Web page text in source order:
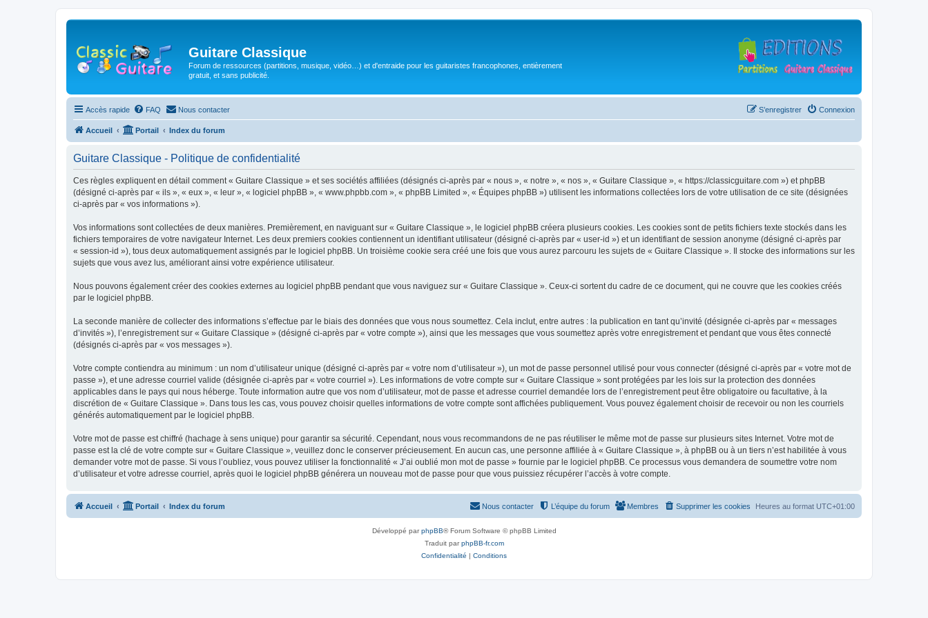
Guitare Classique
Forum de ressources (partitions, musique, vidéo…) et d'entraide pour les guitaristes francophones, entièrement
gratuit, et sans publicité.
Accès rapide FAQ Nous contacter Connexion
S’enregistrer
Accueil Portail Index du forum
Guitare Classique - Politique de confidentialité
Ces règles expliquent en détail comment « Guitare Classique » et ses sociétés affiliées (désignés ci-après par « nous », « notre », « nos », « Guitare Classique », « https://classicguitare.com ») et phpBB
(désigné ci-après par « ils », « eux », « leur », « logiciel phpBB », « www.phpbb.com », « phpBB Limited », « Équipes phpBB ») utilisent les informations collectées lors de votre utilisation de ce site (désignées
ci-après par « vos informations »).
Vos informations sont collectées de deux manières. Premièrement, en naviguant sur « Guitare Classique », le logiciel phpBB créera plusieurs cookies. Les cookies sont de petits fichiers texte stockés dans les
fichiers temporaires de votre navigateur Internet. Les deux premiers cookies contiennent un identifiant utilisateur (désigné ci-après par « user-id ») et un identifiant de session anonyme (désigné ci-après par
« session-id »), tous deux automatiquement assignés par le logiciel phpBB. Un troisième cookie sera créé une fois que vous aurez parcouru les sujets de « Guitare Classique ». Il stocke des informations sur les
sujets que vous avez lus, améliorant ainsi votre expérience utilisateur.
Nous pouvons également créer des cookies externes au logiciel phpBB pendant que vous naviguez sur « Guitare Classique ». Ceux-ci sortent du cadre de ce document, qui ne couvre que les cookies créés
par le logiciel phpBB.
La seconde manière de collecter des informations s’effectue par le biais des données que vous nous soumettez. Cela inclut, entre autres : la publication en tant qu’invité (désignée ci-après par « messages
d’invités »), l’enregistrement sur « Guitare Classique » (désigné ci-après par « votre compte »), ainsi que les messages que vous soumettez après votre enregistrement et pendant que vous êtes connecté
(désignés ci-après par « vos messages »).
Votre compte contiendra au minimum : un nom d’utilisateur unique (désigné ci-après par « votre nom d’utilisateur »), un mot de passe personnel utilisé pour vous connecter (désigné ci-après par « votre mot de
passe »), et une adresse courriel valide (désignée ci-après par « votre courriel »). Les informations de votre compte sur « Guitare Classique » sont protégées par les lois sur la protection des données
applicables dans le pays qui nous héberge. Toute information autre que vos nom d’utilisateur, mot de passe et adresse courriel demandée lors de l’enregistrement peut être obligatoire ou facultative, à la
discrétion de « Guitare Classique ». Dans tous les cas, vous pouvez choisir quelles informations de votre compte sont affichées publiquement. Vous pouvez également choisir de recevoir ou non les courriels
générés automatiquement par le logiciel phpBB.
Votre mot de passe est chiffré (hachage à sens unique) pour garantir sa sécurité. Cependant, nous vous recommandons de ne pas réutiliser le même mot de passe sur plusieurs sites Internet. Votre mot de
passe est la clé de votre compte sur « Guitare Classique », veuillez donc le conserver précieusement. En aucun cas, une personne affiliée à « Guitare Classique », à phpBB ou à un tiers n’est habilitée à vous
demander votre mot de passe. Si vous l’oubliez, vous pouvez utiliser la fonctionnalité « J’ai oublié mon mot de passe » fournie par le logiciel phpBB. Ce processus vous demandera de soumettre votre nom
d’utilisateur et votre adresse courriel, après quoi le logiciel phpBB générera un nouveau mot de passe pour que vous puissiez récupérer l’accès à votre compte.
Accueil Portail Index du forum Heures au format UTC+01:00
Supprimer les cookies
Membres
L’équipe du forum
Nous contacter
Développé parphpBB® Forum Software © phpBB Limited
Traduit parphpBB-fr.com
Confidentialité | Conditions